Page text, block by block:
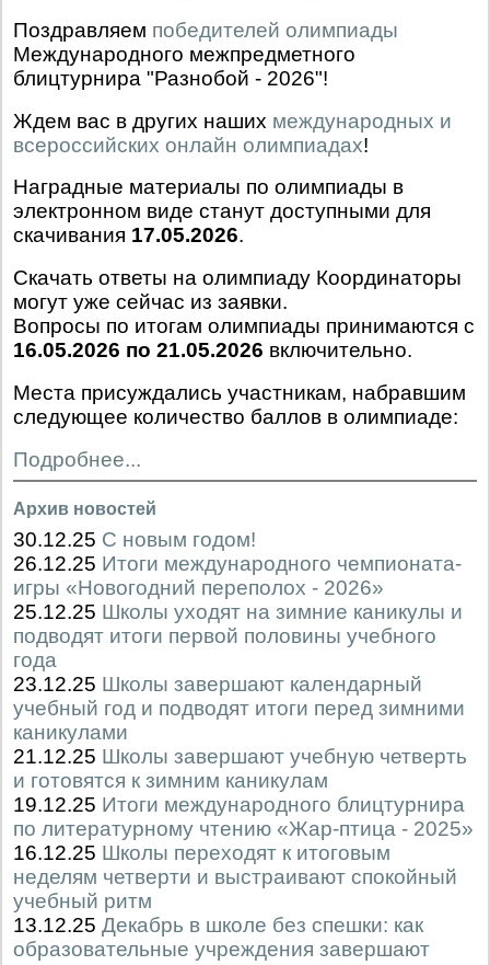
Поздравляем победителей олимпиады
Международного межпредметного
блицтурнира "Разнобой - 2026"!
Ждем вас в других наших международных и
всероссийских онлайн олимпиадах!
Наградные материалы по олимпиады в
электронном виде станут доступными для
скачивания 17.05.2026.
Скачать ответы на олимпиаду Координаторы
могут уже сейчас из заявки.
Вопросы по итогам олимпиады принимаются с
16.05.2026 по 21.05.2026 включительно.
Места присуждались участникам, набравшим
следующее количество баллов в олимпиаде:
Подробнее...
Архив новостей
30.12.25 С новым годом!
26.12.25 Итоги международного чемпионата-
игры «Новогодний переполох - 2026»
25.12.25 Школы уходят на зимние каникулы и
подводят итоги первой половины учебного
года
23.12.25 Школы завершают календарный
учебный год и подводят итоги перед зимними
каникулами
21.12.25 Школы завершают учебную четверть
и готовятся к зимним каникулам
19.12.25 Итоги международного блицтурнира
по литературному чтению «Жар-птица - 2025»
16.12.25 Школы переходят к итоговым
неделям четверти и выстраивают спокойный
учебный ритм
13.12.25 Декабрь в школе без спешки: как
образовательные учреждения завершают